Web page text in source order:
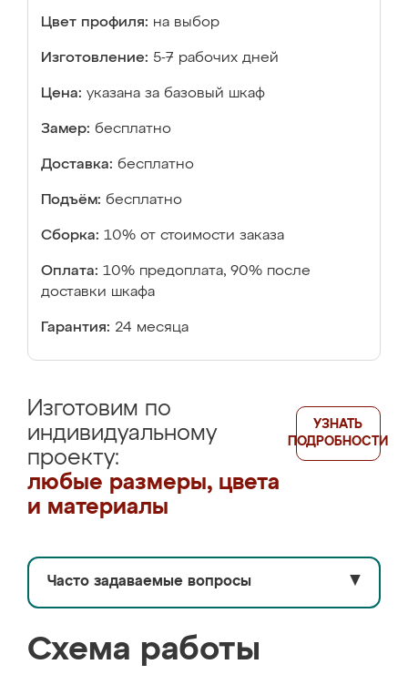
Цвет профиля: на выбор
Изготовление: 5-7 рабочих дней
Цена: указана за базовый шкаф
Замер: бесплатно
Доставка: бесплатно
Подъём: бесплатно
Сборка: 10% от стоимости заказа
Оплата: 10% предоплата, 90% после
доставки шкафа
Гарантия: 24 месяца
Изготовим по
индивидуальному
проекту:
любые размеры, цвета
и материалы
УЗНАТЬ
ПОДРОБНОСТИ
Часто задаваемые вопросы ▼
Схема работы